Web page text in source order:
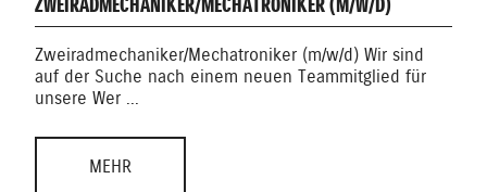
Zweiradmechaniker/Mechatroniker (m/w/d) Wir sind
auf der Suche nach einem neuen Teammitglied für
unsere Wer ...
MEHR